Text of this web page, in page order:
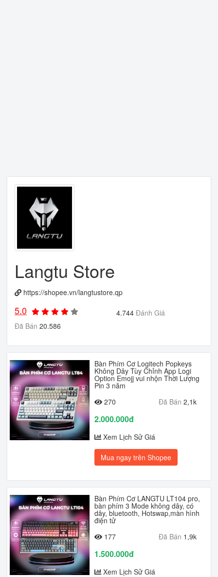
Langtu Store
https://shopee.vn/langtustore.qp
5.0 4.744 Đánh Giá
Đã Bán 20.586
Bàn Phím Cơ Logitech Popkeys
Không Dây Tùy Chỉnh App Logi
Option Emojj vui nhộn Thời Lượng
Pin 3 năm
270
Đã Bán 2,1k
2.000.000đ
Xem Lịch Sử Giá
Mua ngay trên Shopee
Bàn Phím Cơ LANGTU LT104 pro,
bàn phím 3 Mode không dây, có
dây, bluetooth, Hotswap,màn hình
điện tử
177
Đã Bán 1,9k
1.500.000đ
Xem Lịch Sử Giá